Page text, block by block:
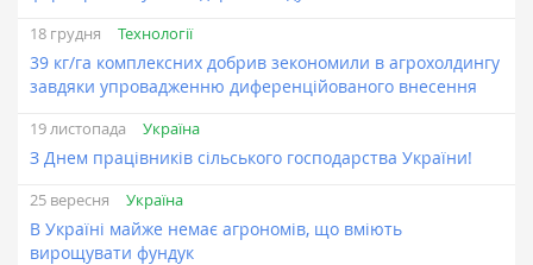
18 грудня Технології
39 кг/га комплексних добрив зекономили в агрохолдингу
завдяки упровадженню диференційованого внесення
19 листопада Україна
З Днем працівників сільського господарства України!
25 вересня Україна
В Україні майже немає агрономів, що вміють
вирощувати фундук